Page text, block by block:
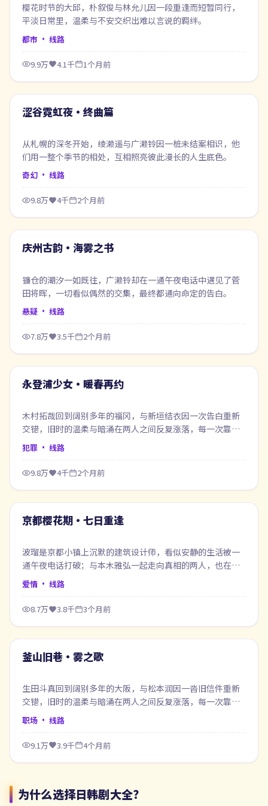
樱花时节的大邱，朴叙俊与林允儿因一段重逢而短暂同行，
平淡日常里，温柔与不安交织出难以言说的羁绊。
都市 · 线路
9.9万 4.1千 1个月前
最新
涩谷霓虹夜·终曲篇
从札幌的深冬开始，绫濑遥与广濑铃因一桩未结案相识，他
们用一整个季节的相处，互相照亮彼此漫长的人生底色。
奇幻 · 线路
9.8万 4千 2个月前
最新
庆州古韵·海雾之书
镰仓的潮汐一如既往，广濑铃却在一通午夜电话中遇见了菅
田将晖，一切看似偶然的交集，最终都通向命定的告白。
悬疑 · 线路
7.8万 3.5千 2个月前
最新
永登浦少女·暖春再约
木村拓哉回到阔别多年的福冈，与新垣结衣因一次告白重新
交错，旧时的温柔与暗涌在两人之间反复涨落，每一次靠近
都像在赎回当年的失约。
犯罪 · 线路
9.8万 4千 2个月前
最新
京都樱花期·七日重逢
波瑠是京都小镇上沉默的建筑设计师，看似安静的生活被一
通午夜电话打破；与本木雅弘一起走向真相的两人，也在过
程中重新认识自己。
爱情 · 线路
8.7万 3.8千 3个月前
最新
釜山旧巷·雾之歌
生田斗真回到阔别多年的大阪，与松本润因一沓旧信件重新
交错，旧时的温柔与暗涌在两人之间反复涨落，每一次靠近
都像在赎回当年的失约。
职场 · 线路
9.1万 3.9千 4个月前
为什么选择日韩剧大全？